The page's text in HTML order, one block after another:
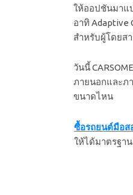
ให้ออปชันมาแ
อาทิ Adaptive
สำหรับผู้โดยส
วันนี้
ภายนอกและภ
ขนาดไหน
ซื้อรถยนต์มือส
ให้ได้มาตรฐา